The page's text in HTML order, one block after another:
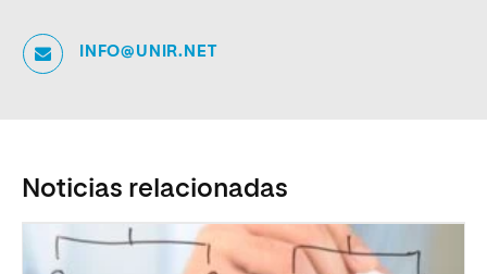
INFO@UNIR.NET
Noticias relacionadas